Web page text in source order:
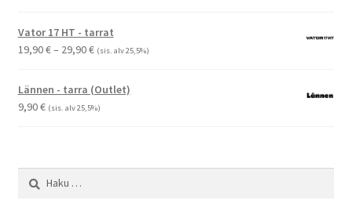
Vator 17 HT - tarrat
19,90€– 29,90€Hintaluokka:
-
29,90 €
(sis. alv 25,5%)
Lännen - tarra (Outlet)
9,90€ (sis. alv 25,5%)